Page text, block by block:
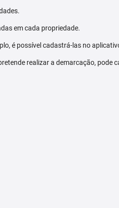
em cada propriedade.
é possível cadastrá-las no
realizar a demarcação, pode